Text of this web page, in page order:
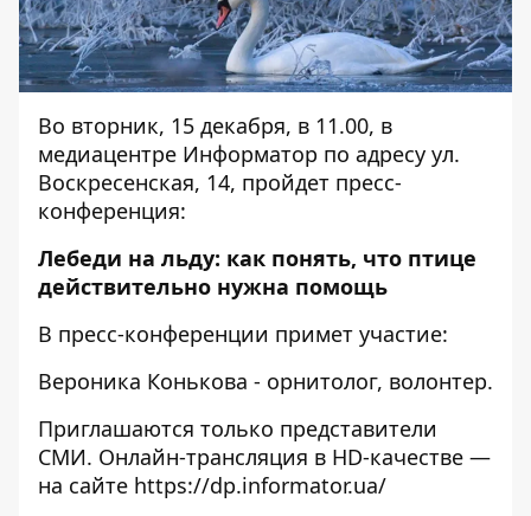
Во вторник, 15 декабря, в 11.00, в
медиацентре Информатор по адресу ул.
Воскресенская, 14, пройдет пресс-
конференция:
Лебеди на льду: как понять, что птице
действительно нужна помощь
В пресс-конференции примет участие:
Вероника Конькова - орнитолог, волонтер.
Приглашаются только представители
СМИ. Онлайн-трансляция в HD-качестве —
на сайте https://dp.informator.ua/